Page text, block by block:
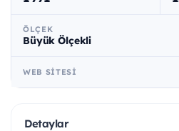
ÖLÇEK
Büyük Ölçekli
WEB SITESI
Detaylar